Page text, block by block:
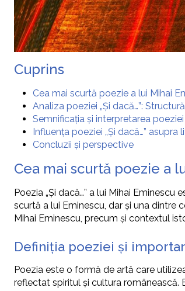
Cuprins
Cea mai scurtă poezie a lui Mihai
Analiza poeziei „Și dacă…”:
Semnificația și interpretarea poeziei
Influența poeziei „Și dacă…” asupra
Concluzii și perspective
Cea mai scurtă poezie a
Poezia „Și dacă…” a lui Mihai
scurtă a lui Eminescu, dar și una dintre
Mihai Eminescu, precum și contextul
Definiția poeziei și
Poezia este o formă de artă care
reflectat spiritul și cultura românească.